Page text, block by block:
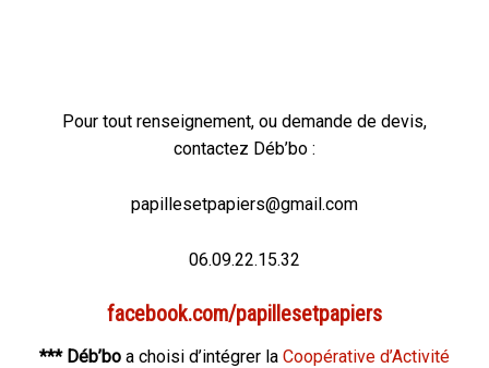
Pour tout renseignement, ou demande de devis,
contactez Déb’bo :
papillesetpapiers@gmail.com
06.09.22.15.32
facebook.com/papillesetpapiers
*** Déb’bo a choisi d’intégrer la Coopérative d’Activité